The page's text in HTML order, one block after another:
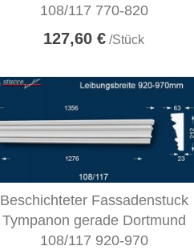
108/117 770-820
127,60 € /Stück
Beschichteter Fassadenstuck
Tympanon gerade Dortmund
108/117 920-970